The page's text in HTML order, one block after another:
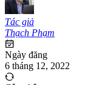
Tác giả
Thạch Phạm
Ngày đăng
6 tháng 12, 2022